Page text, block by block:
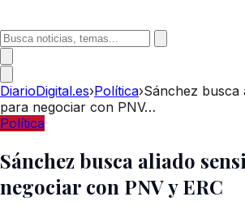
DiarioDigital.es›Política›Sánchez busca
para negociar con PNV…
Política
Sánchez busca aliado
negociar con PNV y ERC